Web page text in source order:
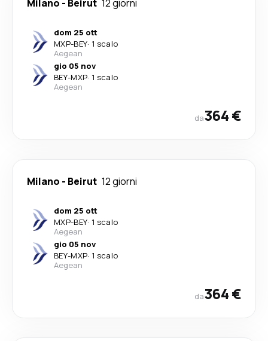
Milano - Beirut 12 giorni
dom 25 ott
MXP-BEY· 1 scalo
Aegean
gio 05 nov
BEY-MXP· 1 scalo
Aegean
da364 €
Milano - Beirut 12 giorni
dom 25 ott
MXP-BEY· 1 scalo
Aegean
gio 05 nov
BEY-MXP· 1 scalo
Aegean
da364 €